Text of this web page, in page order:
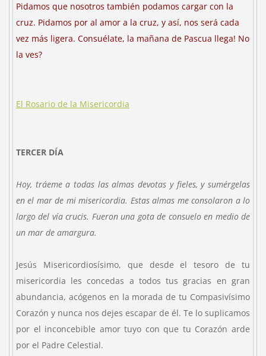
Pidamos que nosotros también podamos cargar con la
cruz. Pidamos por al amor a la cruz, y así, nos será cada
vez más ligera. Consuélate, la mañana de Pascua llega! No
la ves?
El Rosario de la Misericordia
TERCER DÍA
Hoy, tráeme a todas las almas devotas y fieles, y sumérgelas
en el mar de mi misericordia. Estas almas me consolaron a lo
largo del vía crucis. Fueron una gota de consuelo en medio de
un mar de amargura.
Jesús Misericordiosísimo, que desde el tesoro de tu
misericordia les concedas a todos tus gracias en gran
abundancia, acógenos en la morada de tu Compasivísimo
Corazón y nunca nos dejes escapar de él. Te lo suplicamos
por el inconcebible amor tuyo con que tu Corazón arde
por el Padre Celestial.